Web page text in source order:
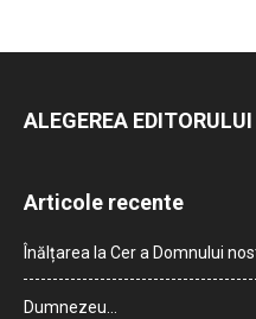
ALEGEREA EDITORULUI
Articole recente
Înălțarea la Cer a Domnului
Dumnezeu…